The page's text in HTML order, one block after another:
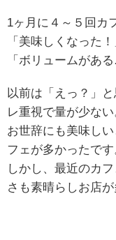
1ヶ月に４～５回カ
「美味しくなった！
「ボリュームがある
以前は「えっ？」
レ重視で量が少ない
お世辞にも美味し
フェが多かったです
しかし、最近のカ
さも素晴らしお店が